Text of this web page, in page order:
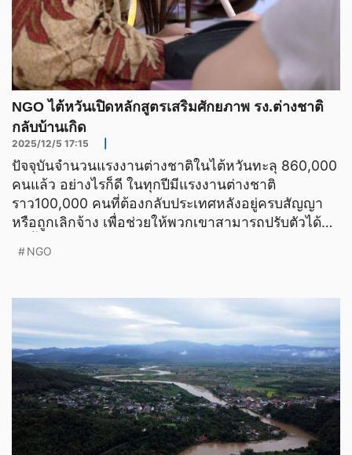
NGO ไต้หวันเปิดหลักสูตรเสริมศักยภาพ รง.ต่างชาติ
กลับบ้านเกิด
2025/12/5 17:15
ปัจจุบันจำนวนแรงงานต่างชาติในไต้หวันทะลุ 860,000
คนแล้ว อย่างไรก็ดี ในทุกปีมีแรงงานต่างชาติ
ราว100,000 คนที่ต้องกลับประเทศหลังอยู่ครบสัญญา
หรือถูกเลิกจ้าง เพื่อช่วยให้พวกเขาสามารถปรับตัวได้ดี
NGO